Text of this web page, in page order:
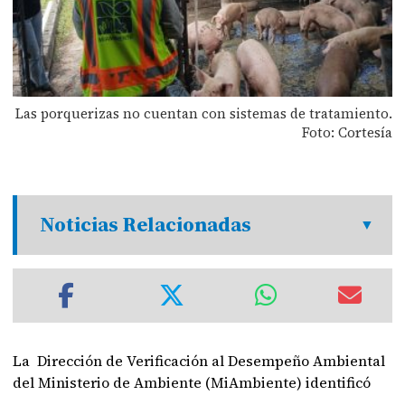
Las porquerizas no cuentan con sistemas de tratamiento.
Foto: Cortesía
Noticias Relacionadas
La Dirección de Verificación al Desempeño Ambiental
del Ministerio de Ambiente (MiAmbiente) identificó